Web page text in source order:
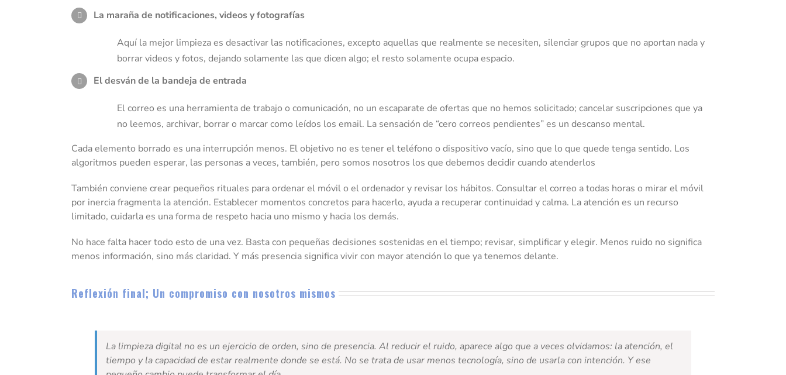
La maraña de notificaciones, videos y fotografías
Aquí la mejor limpieza es desactivar las notificaciones, excepto aquellas que realmente se necesiten, silenciar grupos que no aportan nada y
borrar videos y fotos, dejando solamente las que dicen algo; el resto solamente ocupa espacio.
El desván de la bandeja de entrada
El correo es una herramienta de trabajo o comunicación, no un escaparate de ofertas que no hemos solicitado; cancelar suscripciones que ya
no leemos, archivar, borrar o marcar como leídos los email. La sensación de “cero correos pendientes” es un descanso mental.
Cada elemento borrado es una interrupción menos. El objetivo no es tener el teléfono o dispositivo vacío, sino que lo que quede tenga sentido. Los
algoritmos pueden esperar, las personas a veces, también, pero somos nosotros los que debemos decidir cuando atenderlos
También conviene crear pequeños rituales para ordenar el móvil o el ordenador y revisar los hábitos. Consultar el correo a todas horas o mirar el móvil
por inercia fragmenta la atención. Establecer momentos concretos para hacerlo, ayuda a recuperar continuidad y calma. La atención es un recurso
limitado, cuidarla es una forma de respeto hacia uno mismo y hacia los demás.
No hace falta hacer todo esto de una vez. Basta con pequeñas decisiones sostenidas en el tiempo; revisar, simplificar y elegir. Menos ruido no significa
menos información, sino más claridad. Y más presencia significa vivir con mayor atención lo que ya tenemos delante.
Reflexión final; Un compromiso con nosotros mismos
La limpieza digital no es un ejercicio de orden, sino de presencia. Al reducir el ruido, aparece algo que a veces olvidamos: la atención, el
tiempo y la capacidad de estar realmente donde se está. No se trata de usar menos tecnología, sino de usarla con intención. Y ese